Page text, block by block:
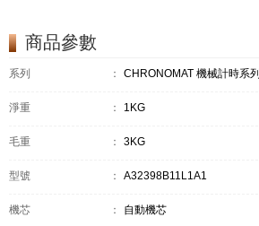
商品參數
系列 ： CHRONOMAT 機械計時系列
淨重 ： 1KG
毛重 ： 3KG
型號 ： A32398B11L1A1
機芯 ： 自動機芯